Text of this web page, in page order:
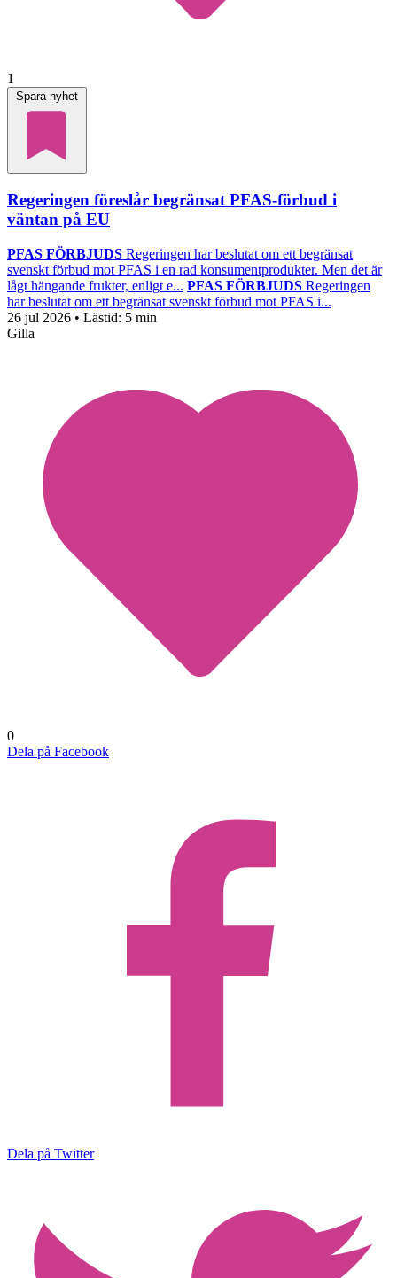
1
Spara nyhet
Regeringen föreslår begränsat PFAS-förbud i
väntan på EU
PFAS FÖRBJUDS Regeringen har beslutat om ett begränsat
svenskt förbud mot PFAS i en rad konsumentprodukter. Men det är
lågt hängande frukter, enligt e... PFAS FÖRBJUDS Regeringen
har beslutat om ett begränsat svenskt förbud mot PFAS i...
26 jul 2026 • Lästid: 5 min
Gilla
0
Dela på Facebook
Dela på Twitter